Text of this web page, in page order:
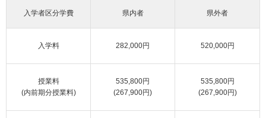
入学者区分学費 県内者 県外者
入学料 282,000円 520,000円
授業料
(内前期分授業料)
535,800円
(267,900円)
535,800円
(267,900円)